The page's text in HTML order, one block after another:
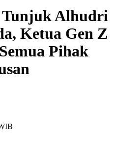
Tunjuk Alhudri
Ketua Gen Z
Pihak